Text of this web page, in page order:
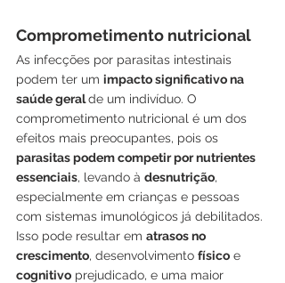
Comprometimento nutricional
As infecções por parasitas intestinais
podem ter um impacto significativo na
saúde geral de um indivíduo. O
comprometimento nutricional é um dos
efeitos mais preocupantes, pois os
parasitas podem competir por nutrientes
essenciais, levando à desnutrição,
especialmente em crianças e pessoas
com sistemas imunológicos já debilitados.
Isso pode resultar em atrasos no
crescimento, desenvolvimento físico e
cognitivo prejudicado, e uma maior